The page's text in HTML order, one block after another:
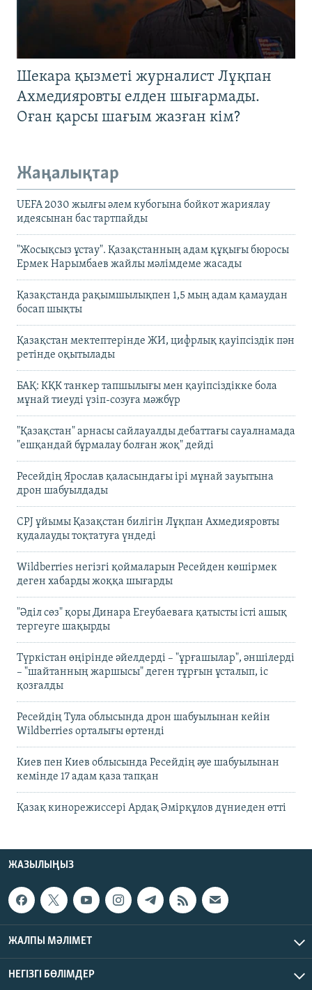
Шекара қызметі журналист Лұқпан
Ахмедияровты елден шығармады.
Оған қарсы шағым жазған кім?
Жаңалықтар
UEFA 2030 жылғы әлем кубогына бойкот жариялау
идеясынан бас тартпайды
"Жосықсыз ұстау". Қазақстанның адам құқығы бюросы
Ермек Нарымбаев жайлы мәлімдеме жасады
Қазақстанда рақымшылықпен 1,5 мың адам қамаудан
босап шықты
Қазақстан мектептерінде ЖИ, цифрлық қауіпсіздік пән
ретінде оқытылады
БАҚ: КҚК танкер тапшылығы мен қауіпсіздікке бола
мұнай тиеуді үзіп-созуға мәжбүр
"Қазақстан" арнасы сайлауалды дебаттағы сауалнамада
"ешқандай бұрмалау болған жоқ" дейді
Ресейдің Ярослав қаласындағы ірі мұнай зауытына
дрон шабуылдады
CPJ ұйымы Қазақстан билігін Лұқпан Ахмедияровты
қудалауды тоқтатуға үндеді
Wildberries негізгі қоймаларын Ресейден көшірмек
деген хабарды жоққа шығарды
"Әділ сөз" қоры Динара Егеубаеваға қатысты істі ашық
тергеуге шақырды
Түркістан өңірінде әйелдерді – "ұрғашылар", әншілерді
– "шайтанның жаршысы" деген тұрғын ұсталып, іс
қозғалды
Ресейдің Тула облысында дрон шабуылынан кейін
Wildberries орталығы өртенді
Киев пен Киев облысында Ресейдің әуе шабуылынан
кемінде 17 адам қаза тапқан
Қазақ кинорежиссері Ардақ Әмірқұлов дүниеден өтті
ЖАЗЫЛЫҢЫЗ
ЖАЛПЫ МӘЛІМЕТ
НЕГІЗГІ БӨЛІМДЕР